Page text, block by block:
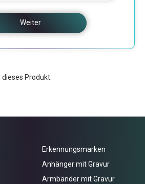
Weiter
Produkt.
Erkennungsmarken
Anhänger mit Gravur
Armbänder mit Gravur